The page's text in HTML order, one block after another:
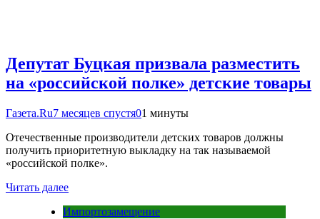
Депутат Буцкая призвала разместить
на «российской полке» детские товары
Газета.Ru7 месяцев спустя01 минуты
Отечественные производители детских товаров должны
получить приоритетную выкладку на так называемой
«российской полке».
Читать далее
Импортозамещение